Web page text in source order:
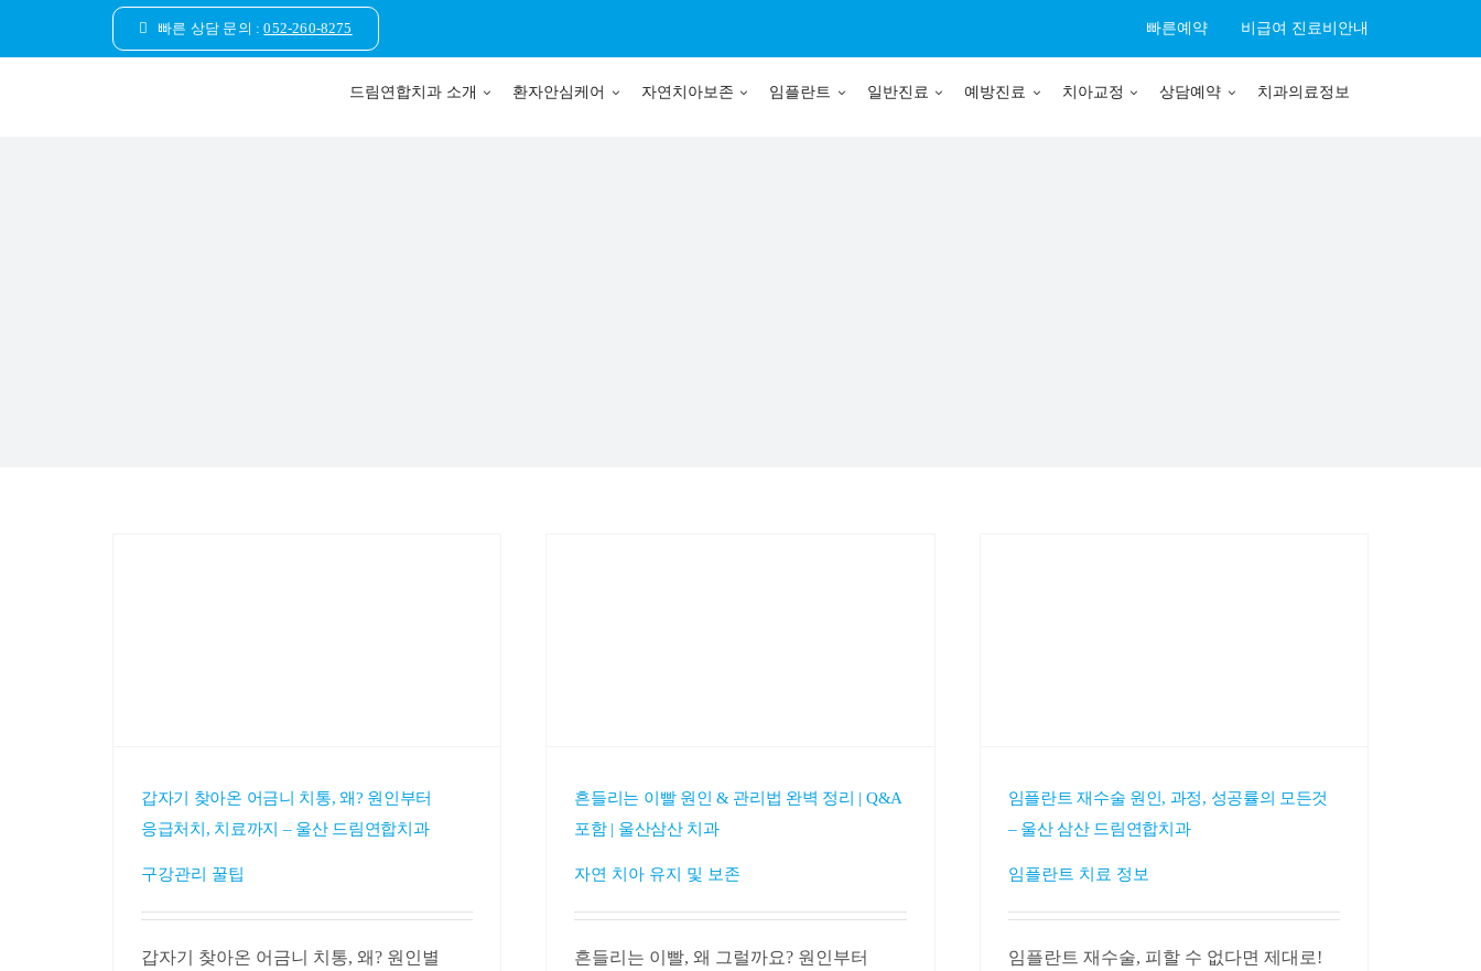
빠른 상담 문의 :052-260-8275 빠른예약 비급여 진료비안내
드림연합치과 소개 환자안심케어 자연치아보존 임플란트 일반진료 예방진료 치아교정 상담예약 치과의료정보
갑자기 찾아온 어금니 치통, 왜? 원인부터
응급처치, 치료까지 – 울산 드림연합치과
구강관리 꿀팁
갑자기 찾아온 어금니 치통, 왜? 원인별
흔들리는 이빨 원인 & 관리법 완벽 정리 | Q&A
포함 | 울산삼산 치과
자연 치아 유지 및 보존
흔들리는 이빨, 왜 그럴까요? 원인부터
임플란트 재수술 원인, 과정, 성공률의 모든것
– 울산 삼산 드림연합치과
임플란트 치료 정보
임플란트 재수술, 피할 수 없다면 제대로!